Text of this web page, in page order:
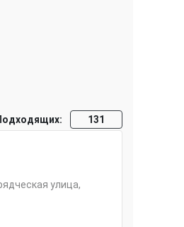
131
улица,